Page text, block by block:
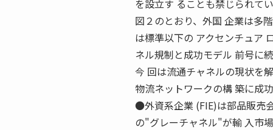
を設立す ることも禁じられてい
図２のとおり、外国 企業は多
は標準以下の アクセンチュア
ネル規制と成功モデル 前号に
今 回は流通チャネルの現状を
物流ネットワークの構 築に成
●外資系企業 (FIE)は部品販売
の"グレーチャネル"が輸 入市